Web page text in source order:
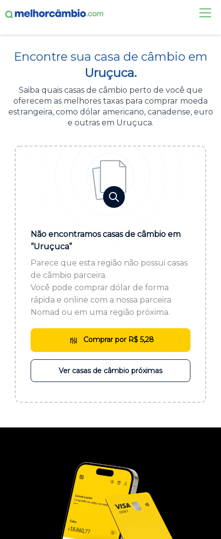
CASAS DE CÂMBIO
DÓLAR HOJE
ALERTA DE CÂMBIO
Acesse sua conta:
BROKER DE OFERTAS
ou cadastre-se se ainda não tem registro:
Encontre sua casa de câmbio em
Uruçuca.
Saiba quais casas de câmbio perto de você que
oferecem as melhores taxas para comprar moeda
estrangeira, como dólar americano, canadense, euro
e outras em Uruçuca.
Não encontramos casas de câmbio em
“Uruçuca”
Parece que esta região não possui casas
de câmbio parceira.
Você pode comprar dólar de forma
rápida e online com a nossa parceira
Nomad ou em uma região próxima.
Comprar por R$ 5,28
Ver casas de câmbio próximas